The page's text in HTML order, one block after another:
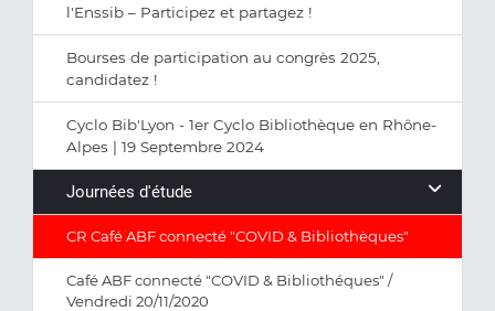
l'Enssib – Participez et partagez !
Bourses de participation au congrès 2025,
candidatez !
Cyclo Bib'Lyon - 1er Cyclo Bibliothèque en Rhône-
Alpes | 19 Septembre 2024
Journées d'étude
CR Café ABF connecté "COVID & Bibliothèques"
Café ABF connecté "COVID & Bibliothéques" /
Vendredi 20/11/2020